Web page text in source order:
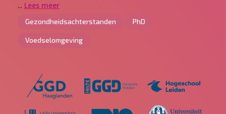
... Lees meer
Gezondheidsachterstanden PhD
Voedselomgeving